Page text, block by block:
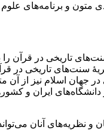
برنامه‌های علوم انسانی، پاییز 1403،
تاریخی‌ در‌ قرآن
خود پیش از شهادت به طور شفاهی در ١٤ درس‌ (صدر‌‌‌‌‌،
اسلام‌ نیز از آن
و نواندیش‌ در‌ حوزه‌‌های علمیۀ و
نظریه‌‌های آنان